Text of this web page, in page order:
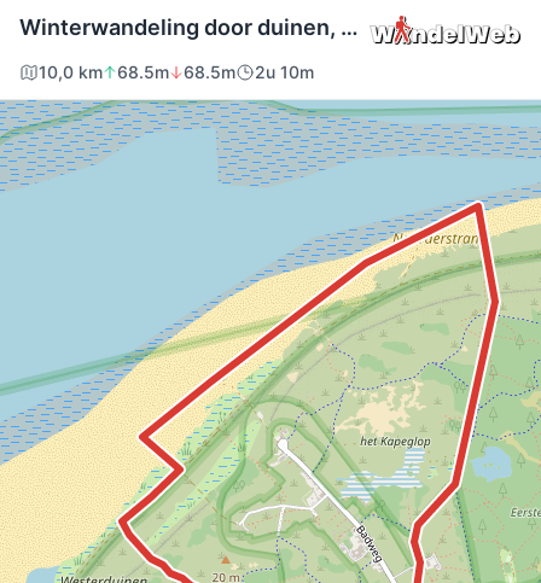
Winterwandeling door duinen, strand en bos op Schiermonnikoog
10,0 km 68.5m 68.5m 2u 10m